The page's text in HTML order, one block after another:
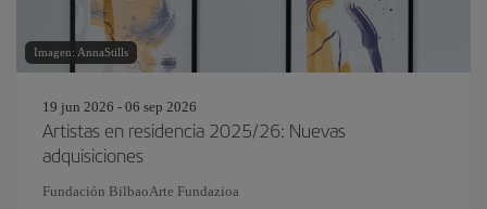
Imagen: AnnaStills
19 jun 2026 - 06 sep 2026
Artistas en residencia 2025/26: Nuevas
adquisiciones
Fundación BilbaoArte Fundazioa